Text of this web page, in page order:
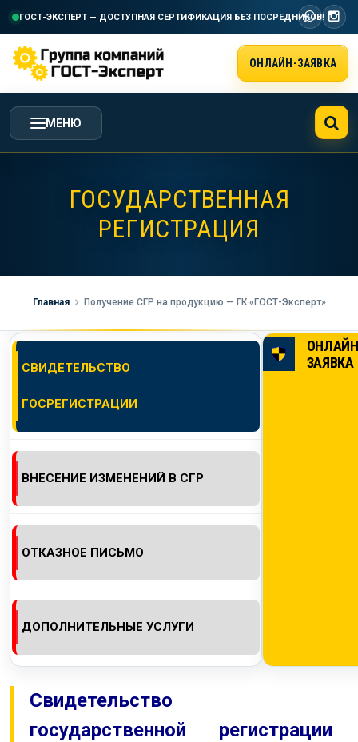
ГОСТ-ЭКСПЕРТ — ДОСТУПНАЯ СЕРТИФИКАЦИЯ БЕЗ ПОСРЕДНИКОВ!
ОНЛАЙН-ЗАЯВКА
МЕНЮ
УСЛУГИ ГК ГОСТ-ЭКСПЕРТ
СТОИМОСТЬ РАБОТ
НАША КОМПАНИЯ
КОНТАКТЫ
ГОСУДАРСТВЕННАЯ
РЕГИСТРАЦИЯ
Главная Получение СГР на продукцию — ГК «ГОСТ-Эксперт»
СВИДЕТЕЛЬСТВО
ГОСРЕГИСТРАЦИИ
ВНЕСЕНИЕ ИЗМЕНЕНИЙ В СГР
ОТКАЗНОЕ ПИСЬМО
ДОПОЛНИТЕЛЬНЫЕ УСЛУГИ
ОНЛАЙН
ЗАЯВКА
Свидетельство
государственной регистрации